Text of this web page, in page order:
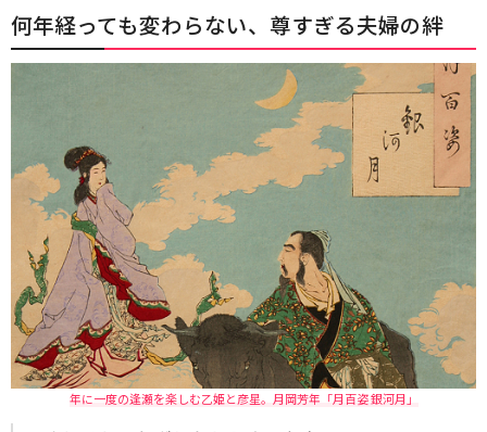
何年経っても変わらない、尊すぎる夫婦の絆
年に一度の逢瀬を楽しむ乙姫と彦星。月岡芳年「月百姿 銀河月」